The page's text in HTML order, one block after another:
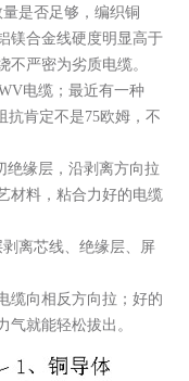
是否足够，编织铜
镁合金线硬度明显高于
严密为劣质电缆。
电缆；最近有一种
抗肯定不是75欧姆，不
缘层，沿剥离方向拉
材料，粘合力好的电缆
离芯线、绝缘层、屏
向相反方向拉；好的
就能轻松拔出。